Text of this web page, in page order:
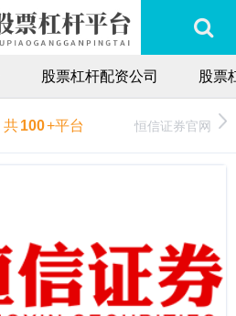
股票杠杆配资公司 股票
共100+平台 恒信证券官网